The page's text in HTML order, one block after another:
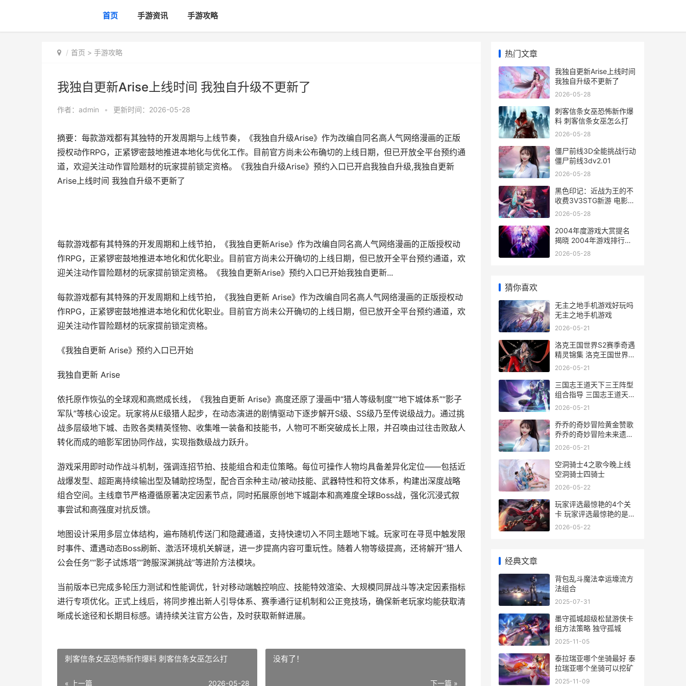
首页 手游资讯 手游攻略
首页 > 手游攻略
我独自更新Arise上线时间 我独自升级不更新了
作者： admin • 更新时间：2026-05-28
摘要：每款游戏都有其独特的开发周期与上线节奏，《我独自升级Arise》作为改编自同名高人气网络漫画的正版
授权动作RPG，正紧锣密鼓地推进本地化与优化工作。目前官方尚未公布确切的上线日期，但已开放全平台预约通
道，欢迎关注动作冒险题材的玩家提前锁定资格。《我独自升级Arise》预约入口已开启我独自升级,我独自更新
Arise上线时间 我独自升级不更新了
每款游戏都有其特殊的开发周期和上线节拍，《我独自更新Arise》作为改编自同名高人气网络漫画的正版授权动
作RPG，正紧锣密鼓地推进本地化和优化职业。目前官方尚未公开确切的上线日期，但已放开全平台预约通道，欢
迎关注动作冒险题材的玩家提前锁定资格。《我独自更新Arise》预约入口已开始我独自更新...
每款游戏都有其特殊的开发周期和上线节拍，《我独自更新 Arise》作为改编自同名高人气网络漫画的正版授权动
作RPG，正紧锣密鼓地推进本地化和优化职业。目前官方尚未公开确切的上线日期，但已放开全平台预约通道，欢
迎关注动作冒险题材的玩家提前锁定资格。
《我独自更新 Arise》预约入口已开始
我独自更新 Arise
依托原作恢弘的全球观和高燃成长线，《我独自更新 Arise》高度还原了漫画中“猎人等级制度”“地下城体系”“影子
军队”等核心设定。玩家将从E级猎人起步，在动态演进的剧情驱动下逐步解开S级、SS级乃至传说级战力。通过挑
战多层级地下城、击败各类精英怪物、收集唯一装备和技能书，人物可不断突破成长上限，并召唤由过往击败敌人
转化而成的暗影军团协同作战，实现指数级战力跃升。
游戏采用即时动作战斗机制，强调连招节拍、技能组合和走位策略。每位可操作人物均具备差异化定位——包括近
战爆发型、超距离持续输出型及辅助控场型，配合百余种主动/被动技能、武器特性和符文体系，构建出深度战略
组合空间。主线章节严格遵循原著决定因素节点，同时拓展原创地下城副本和高难度全球Boss战，强化沉浸式叙
事尝试和高强度对抗反馈。
地图设计采用多层立体结构，遍布随机传送门和隐藏通道，支持快速切入不同主题地下城。玩家可在寻觅中触发限
时事件、遭遇动态Boss刷新、激活环境机关解谜，进一步提高内容可重玩性。随着人物等级提高，还将解开“猎人
公会任务”“影子试炼塔”“跨服深渊挑战”等进阶方法模块。
当前版本已完成多轮压力测试和性能调优，针对移动端触控响应、技能特效渲染、大规模同屏战斗等决定因素指标
进行专项优化。正式上线后，将同步推出新人引导体系、赛季通行证机制和公正竞技场，确保新老玩家均能获取清
晰成长途径和长期目标感。请持续关注官方公告，及时获取新鲜进展。
刺客信条女巫恐怖新作爆料 刺客信条女巫怎么打
« 上一篇 2026-05-28
没有了！
下一篇 »
热门文章
我独自更新Arise上线时间
我独自升级不更新了
2026-05-28
刺客信条女巫恐怖新作爆
料 刺客信条女巫怎么打
2026-05-28
僵尸前线3D全能挑战行动
僵尸前线3dv2.01
2026-05-28
黑色印记：近战为王的不
收费3V3STG新游 电影黑
色记忆
2026-05-28
2004年度游戏大赏提名
揭晓 2004年游戏排行榜
前十名
2026-05-28
猜你喜欢
无主之地手机游戏好玩吗
无主之地手机游戏
2026-05-21
洛克王国世界S2赛季奇遇
精灵锦集 洛克王国世界s2
异色
2026-05-21
三国志王道天下三王阵型
组合指导 三国志王道天下
上线时间
2026-05-21
乔乔的奇妙冒险黄金赞歌
乔乔的奇妙冒险未来遗产
下载
2026-05-21
空洞骑士4之歌今晚上线
空洞骑士四骑士
2026-05-22
玩家评选最惊艳的4个关
卡 玩家评选最惊艳的是什
么
2026-05-22
经典文章
背包乱斗魔法幸运壕流方
法组合
2025-07-31
墨守孤城超级松鼠游侠卡
组方法策略 独守孤城
2025-11-05
泰拉瑞亚哪个坐骑最好 泰
拉瑞亚哪个坐骑可以挖矿
2025-11-09